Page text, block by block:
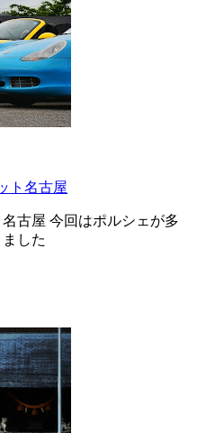
ト名古屋
古屋 今回はポルシェが多
した